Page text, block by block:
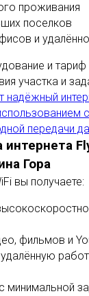
проживания
поселков
и
и тариф
участка и
надёжный
передачи
Гора
вы получаете:
фильмов и
минимальной